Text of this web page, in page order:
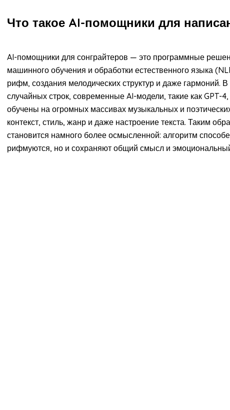
Что такое AI-помощники для
AI-помощники для сонграйтеров — это программные
машинного обучения и обработки естественного языка
рифм, создания мелодических структур и даже гармоний.
случайных строк, современные AI-модели, такие как GPT-
обучены на огромных массивах музыкальных и
контекст, стиль, жанр и даже настроение текста. Таким
становится намного более осмысленной: алгоритм
рифмуются, но и сохраняют общий смысл и